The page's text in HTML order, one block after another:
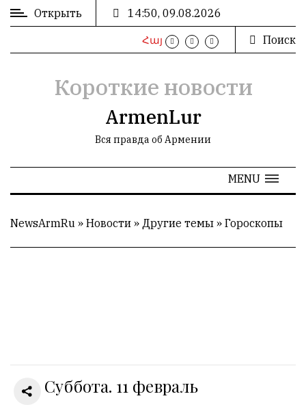
ВХОД
РЕГИСТРАЦИЯ
РЕКЛАМА
1
Гостей:
Открыть 14:50, 09.08.2026
Հայ Поиск
Короткие новости
ArmenLur
Вся правда об Армении
MENU
NewsArmRu » Новости » Другие темы » Гороскопы
Суббота. 11 февраль